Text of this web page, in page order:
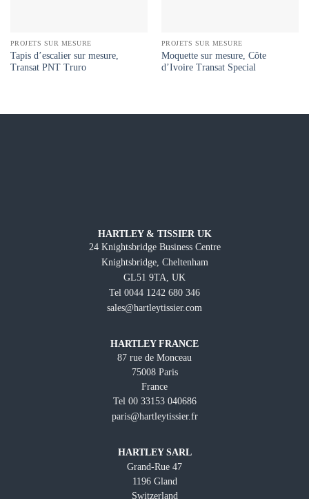
PROJETS SUR MESURE
Tapis d’escalier sur mesure,
Transat PNT Truro
PROJETS SUR MESURE
Moquette sur mesure, Côte
d’Ivoire Transat Special
HARTLEY & TISSIER UK
24 Knightsbridge Business Centre
Knightsbridge, Cheltenham
GL51 9TA, UK
Tel 0044 1242 680 346
sales@hartleytissier.com
HARTLEY FRANCE
87 rue de Monceau
75008 Paris
France
Tel 00 33153 040686
paris@hartleytissier.fr
HARTLEY SARL
Grand-Rue 47
1196 Gland
Switzerland